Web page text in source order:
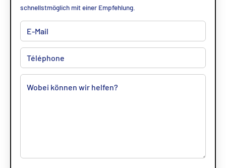
schnellstmöglich mit einer Empfehlung.